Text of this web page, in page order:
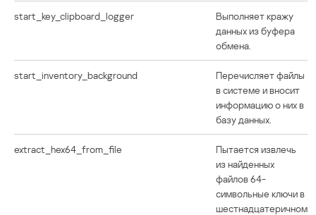
start_key_clipboard_logger
Выполняет кражу
данных из буфера
обмена.
start_inventory_background
Перечисляет файлы
в системе и вносит
информацию о них в
базу данных.
extract_hex64_from_file
Пытается извлечь
из найденных
файлов 64-
символьные ключи в
шестнадцатеричном